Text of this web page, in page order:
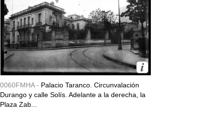
0060FMHA - Palacio Taranco. Circunvalación
Durango y calle Solís. Adelante a la derecha, la
Plaza Zab...